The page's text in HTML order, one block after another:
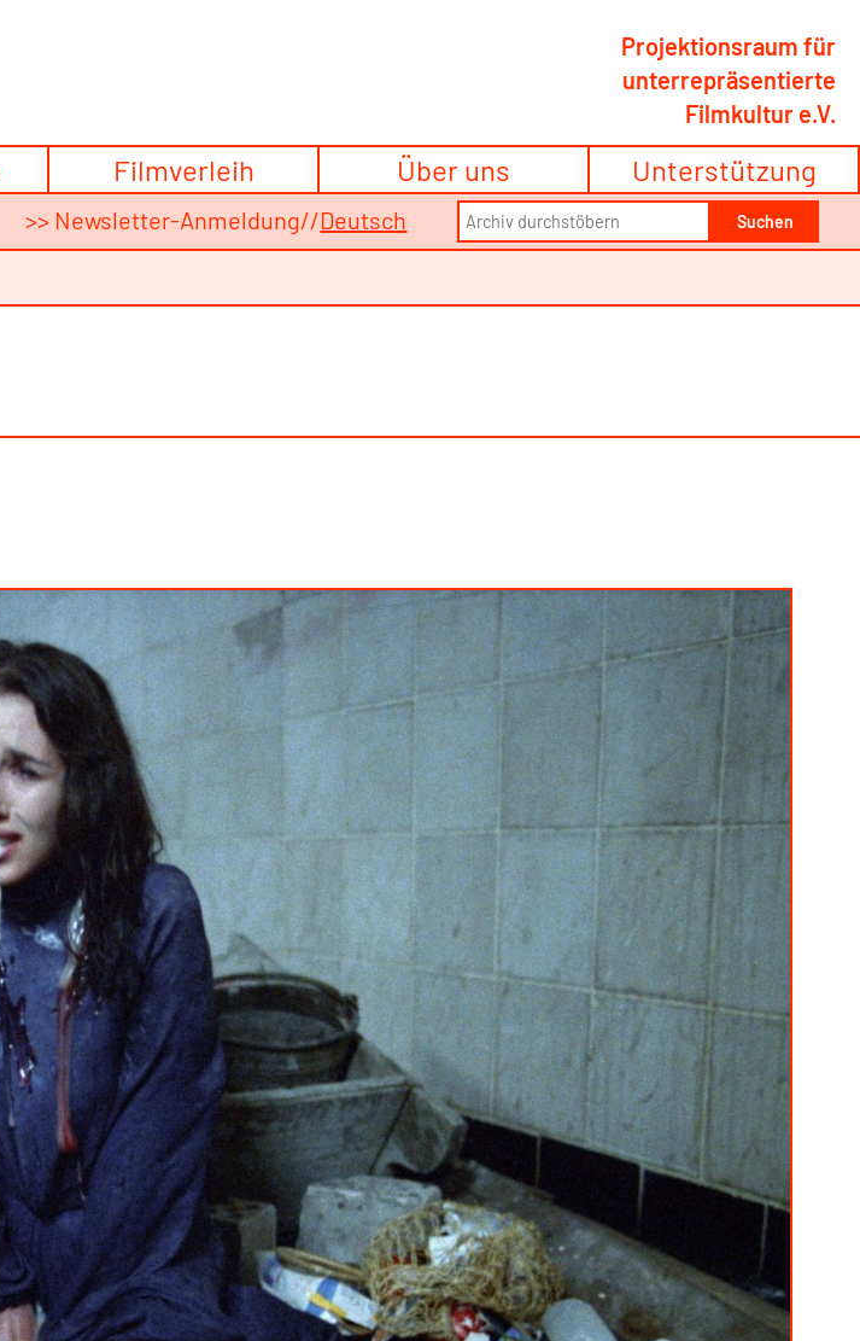
Projektionsraum für
unterrepräsentierte
Filmkultur e.V.
Filmverleih Über uns Unterstützung
>> Newsletter-Anmeldung//Deutsch
Search
for:
Suchen